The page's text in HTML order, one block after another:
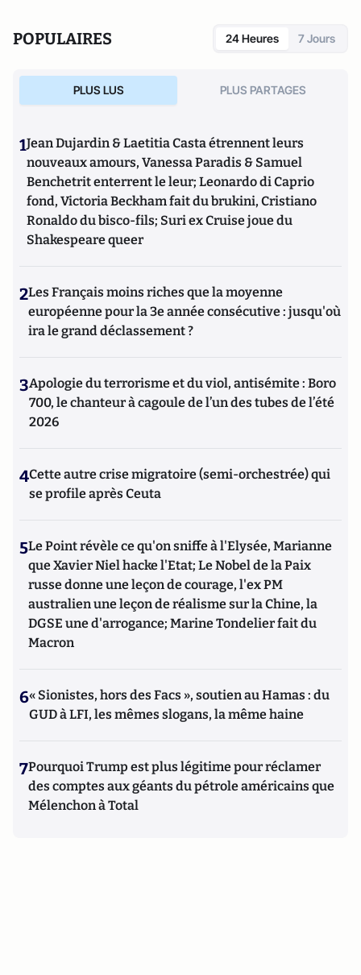
POPULAIRES 24 Heures 7 Jours
PLUS LUS PLUS PARTAGES
1Jean Dujardin & Laetitia Casta étrennent leurs
nouveaux amours, Vanessa Paradis & Samuel
Benchetrit enterrent le leur; Leonardo di Caprio
fond, Victoria Beckham fait du brukini, Cristiano
Ronaldo du bisco-fils; Suri ex Cruise joue du
Shakespeare queer
2Les Français moins riches que la moyenne
européenne pour la 3e année consécutive : jusqu'où
ira le grand déclassement ?
3Apologie du terrorisme et du viol, antisémite : Boro
700, le chanteur à cagoule de l’un des tubes de l’été
2026
4Cette autre crise migratoire (semi-orchestrée) qui
se profile après Ceuta
5Le Point révèle ce qu'on sniffe à l'Elysée, Marianne
que Xavier Niel hacke l'Etat; Le Nobel de la Paix
russe donne une leçon de courage, l'ex PM
australien une leçon de réalisme sur la Chine, la
DGSE une d'arrogance; Marine Tondelier fait du
Macron
6« Sionistes, hors des Facs », soutien au Hamas : du
GUD à LFI, les mêmes slogans, la même haine
7Pourquoi Trump est plus légitime pour réclamer
des comptes aux géants du pétrole américains que
Mélenchon à Total